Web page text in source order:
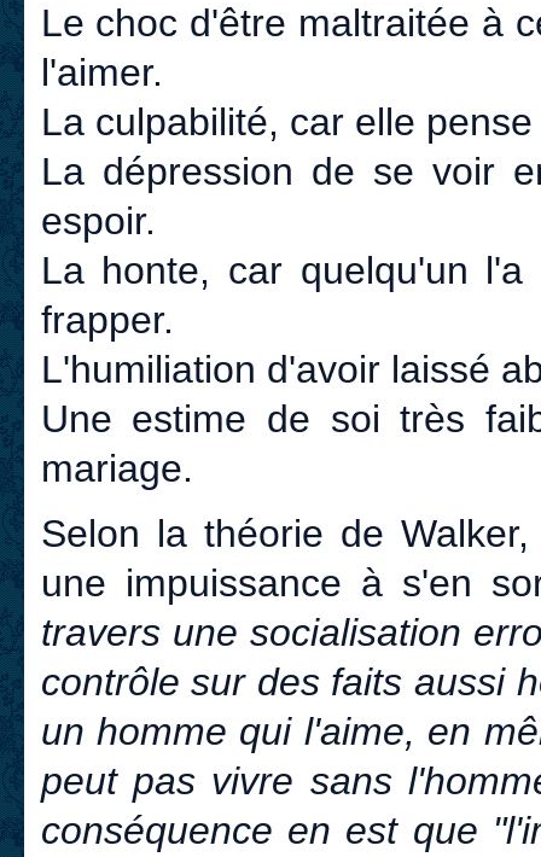
Le choc d'être maltraitée à
l'aimer.
La culpabilité, car elle
La dépression de se voir
espoir.
La honte, car quelqu'un
frapper.
L'humiliation d'avoir laissé
Une estime de soi très
mariage.
Selon la théorie de
une impuissance à s'en
travers une socialisation
contrôle sur des faits aussi
un homme qui l'aime, en
peut pas vivre sans
conséquence en est que